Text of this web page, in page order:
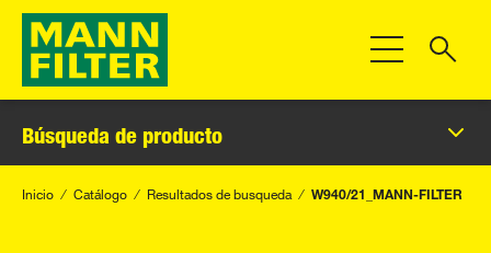
Toggle
Búsqueda de producto
Inicio Catálogo Resultados de busqueda W940/21_MANN-FILTER